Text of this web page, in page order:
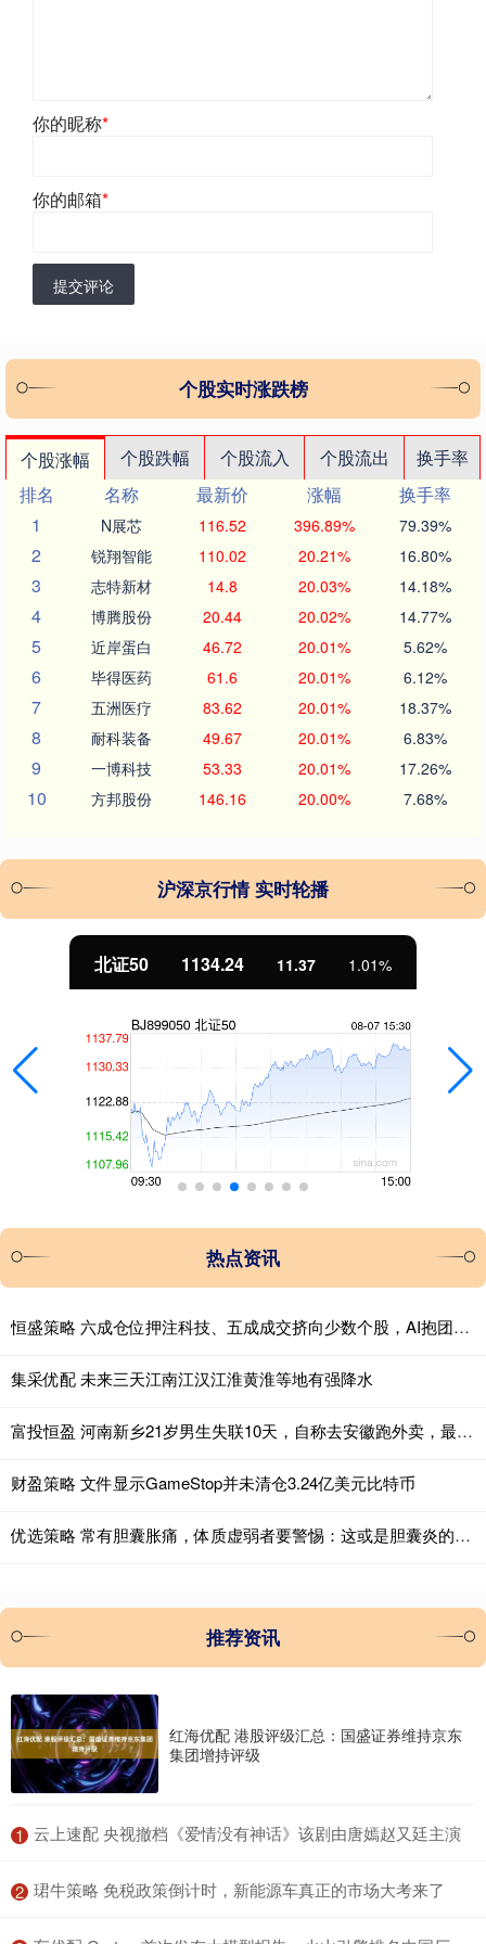
你的昵称*
你的邮箱*
提交评论
个股实时涨跌榜
个股涨幅 个股跌幅 个股流入 个股流出
换手率
排名
名称 最新价 涨幅
换手率
1
N展芯 116.52 396.89% 79.39%
2 锐翔智能 110.02 20.21% 16.80%
3 志特新材 14.8 20.03% 14.18%
4 博腾股份 20.44 20.02% 14.77%
5 近岸蛋白 46.72 20.01% 5.62%
6 毕得医药 61.6 20.01% 6.12%
7 五洲医疗 83.62 20.01% 18.37%
8 耐科装备 49.67 20.01% 6.83%
9 一博科技 53.33 20.01% 17.26%
10 方邦股份 146.16 20.00% 7.68%
沪深京行情 实时轮播
北证50 1134.24 11.37 1.01%
热点资讯
恒盛策略 六成仓位押注科技、五成成交挤向少数个股，AI抱团行情会重演历史瓦解吗？
集采优配 未来三天江南江汉江淮黄淮等地有强降水
富投恒盈 河南新乡21岁男生失联10天，自称去安徽跑外卖，最后现身云南边境，警方已介入调查
财盈策略 文件显示GameStop并未清仓3.24亿美元比特币
优选策略 常有胆囊胀痛，体质虚弱者要警惕：这或是胆囊炎的征兆
推荐资讯
红海优配 港股评级汇总：国盛证券维持京东
集团增持评级
1 ​云上速配 央视撤档《爱情没有神话》该剧由唐嫣赵又廷主演
2 ​珺牛策略 免税政策倒计时，新能源车真正的市场大考来了